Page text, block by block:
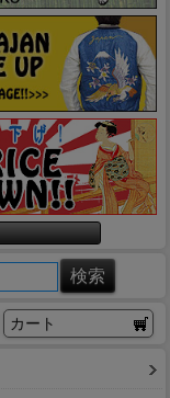
カート